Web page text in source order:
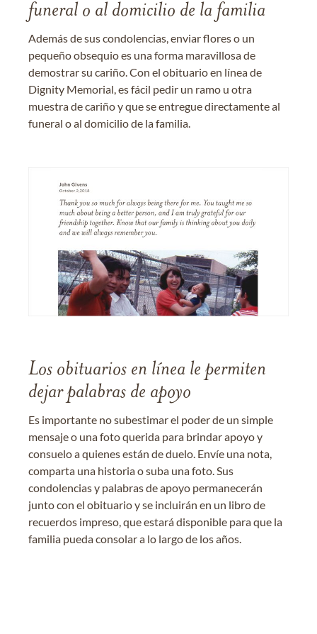
funeral o al domicilio de la familia
Además de sus condolencias, enviar flores o un
pequeño obsequio es una forma maravillosa de
demostrar su cariño. Con el obituario en línea de
Dignity Memorial, es fácil pedir un ramo u otra
muestra de cariño y que se entregue directamente al
funeral o al domicilio de la familia.
Los obituarios en línea le permiten
dejar palabras de apoyo
Es importante no subestimar el poder de un simple
mensaje o una foto querida para brindar apoyo y
consuelo a quienes están de duelo. Envíe una nota,
comparta una historia o suba una foto. Sus
condolencias y palabras de apoyo permanecerán
junto con el obituario y se incluirán en un libro de
recuerdos impreso, que estará disponible para que la
familia pueda consolar a lo largo de los años.